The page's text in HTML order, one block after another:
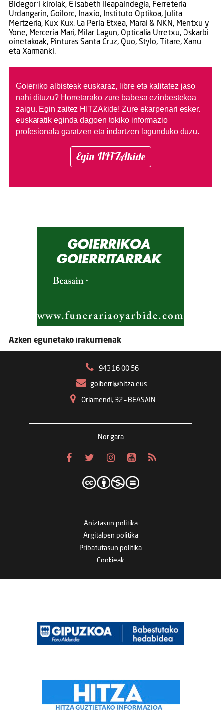
Bidegorri kirolak, Elisabeth Ileapaindegia, Ferreteria
Urdangarin, Goilore, Inaxio, Instituto Optikoa, Julita
Mertzeria, Kux Kux, La Perla Etxea, Marai & NKN, Mentxu y
Yone, Merceria Mari, Milar Lagun, Opticalia Urretxu, Oskarbi
oinetakoak, Pinturas Santa Cruz, Quo, Stylo, Titare, Xanu
eta Xarmanki.
Goierriko albisteak euskaraz, libre eta kalitatez jaso
nahi dituzu? Horretarako zure babesa ezinbestekoa
zaigu. Egin zaitez HITZAkide! Zure ekarpenari esker,
euskaratik eginda dagoen tokiko informazio
profesionala garatzen eta indartzen lagunduko duzu.
Egin HITZAkide
Azken egunetako irakurrienak
943 16 00 56
goiberri@hitza.eus
Oriamendi, 32 – BEASAIN
Nor gara
Aniztasun politika
Argitalpen politika
Pribatutasun politika
Cookieak